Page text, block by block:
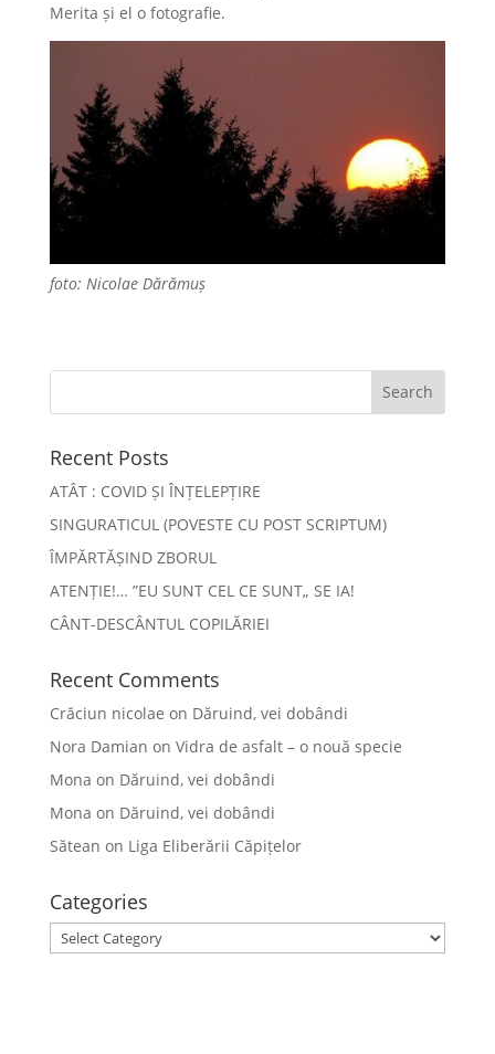
Merita și el o fotografie.
foto: Nicolae Dărămuș
Recent Posts
ATÂT : COVID ȘI ÎNȚELEPȚIRE
SINGURATICUL (POVESTE CU POST SCRIPTUM)
ÎMPĂRTĂȘIND ZBORUL
ATENȚIE!… ”EU SUNT CEL CE SUNT„ SE IA!
CÂNT-DESCÂNTUL COPILĂRIEI
Recent Comments
Crăciun nicolae on Dăruind, vei dobândi
Nora Damian on Vidra de asfalt – o nouă specie
Mona on Dăruind, vei dobândi
Mona on Dăruind, vei dobândi
Sătean on Liga Eliberării Căpițelor
Categories
Categories